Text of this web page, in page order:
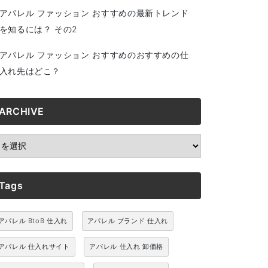
パレル ファッション おすすめの最新トレンド
知るには？ その2
パレル ファッション おすすめのおすすめの仕
れ先はどこ？
パレル BtoB 仕入れ アパレル ブランド 仕入れ
パレル 仕入れサイト アパレル 仕入れ 卸価格